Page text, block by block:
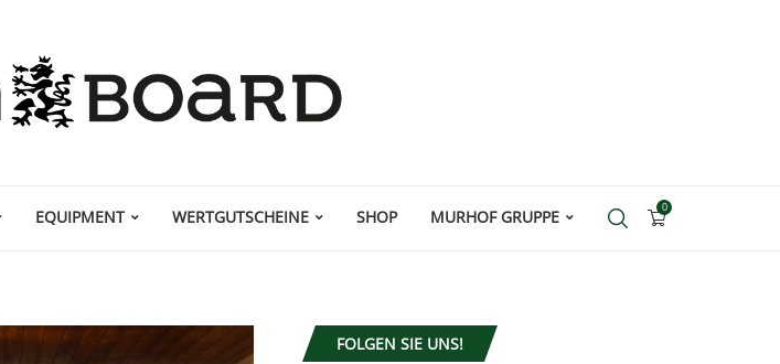
EQUIPMENT WERTGUTSCHEINE SHOP MURHOF GRUPPE 0
FOLGEN SIE UNS!